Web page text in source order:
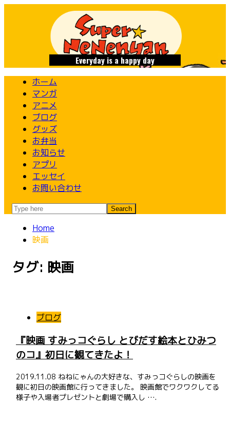
Everyday is a happy day
ホーム
マンガ
アニメ
ブログ
グッズ
お弁当
お知らせ
アプリ
エッセイ
お問い合わせ
Home
映画
タグ: 映画
ブログ
『映画 すみっコぐらし とびだす絵本とひみつ
のコ』初日に観てきたよ！
2019.11.08 ねねにゃんの大好きな、すみっコぐらしの映画を
観に初日の映画館に行ってきました。 映画館でワクワクしてる
様子や入場者プレゼントと劇場で購入し ….